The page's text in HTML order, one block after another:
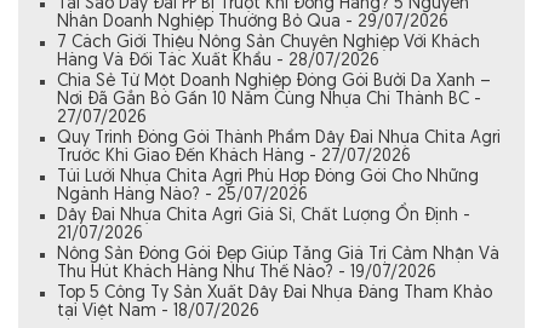
Tại Sao Dây Đai PP Bị Trượt Khi Đóng Hàng? 5 Nguyên
Nhân Doanh Nghiệp Thường Bỏ Qua - 29/07/2026
7 Cách Giới Thiệu Nông Sản Chuyên Nghiệp Với Khách
Hàng Và Đối Tác Xuất Khẩu - 28/07/2026
Chia Sẻ Từ Một Doanh Nghiệp Đóng Gói Bưởi Da Xanh –
Nơi Đã Gắn Bó Gần 10 Năm Cùng Nhựa Chí Thành BC -
27/07/2026
Quy Trình Đóng Gói Thành Phẩm Dây Đai Nhựa Chita Agri
Trước Khi Giao Đến Khách Hàng - 27/07/2026
Túi Lưới Nhựa Chita Agri Phù Hợp Đóng Gói Cho Những
Ngành Hàng Nào? - 25/07/2026
Dây Đai Nhựa Chita Agri Giá Sỉ, Chất Lượng Ổn Định -
21/07/2026
Nông Sản Đóng Gói Đẹp Giúp Tăng Giá Trị Cảm Nhận Và
Thu Hút Khách Hàng Như Thế Nào? - 19/07/2026
Top 5 Công Ty Sản Xuất Dây Đai Nhựa Đáng Tham Khảo
tại Việt Nam - 18/07/2026